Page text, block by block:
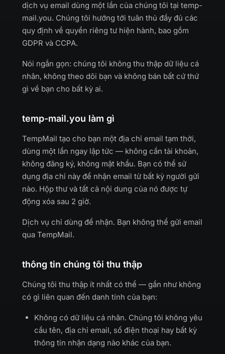
dịch vụ email dùng một lần của chúng tôi tại temp-
mail.you. Chúng tôi hướng tới tuân thủ đầy đủ các
quy định về quyền riêng tư hiện hành, bao gồm
GDPR và CCPA.
Nói ngắn gọn: chúng tôi không thu thập dữ liệu cá
nhân, không theo dõi bạn và không bán bất cứ thứ
gì về bạn cho bất kỳ ai.
temp-mail.you làm gì
TempMail tạo cho bạn một địa chỉ email tạm thời,
dùng một lần ngay lập tức — không cần tài khoản,
không đăng ký, không mật khẩu. Bạn có thể sử
dụng địa chỉ này để nhận email từ bất kỳ người gửi
nào. Hộp thư và tất cả nội dung của nó được tự
động xóa sau 2 giờ.
Dịch vụ chỉ dùng để nhận. Bạn không thể gửi email
qua TempMail.
thông tin chúng tôi thu thập
Chúng tôi thu thập ít nhất có thể — gần như không
có gì liên quan đến danh tính của bạn:
Không có dữ liệu cá nhân. Chúng tôi không yêu
cầu tên, địa chỉ email, số điện thoại hay bất kỳ
thông tin nhận dạng nào khác của bạn.